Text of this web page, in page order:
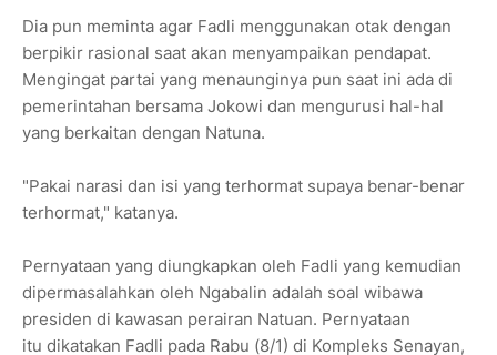
Dia pun meminta agar Fadli menggunakan otak dengan
berpikir rasional saat akan menyampaikan pendapat.
Mengingat partai yang menaunginya pun saat ini ada di
pemerintahan bersama Jokowi dan mengurusi hal-hal
yang berkaitan dengan Natuna.
"Pakai narasi dan isi yang terhormat supaya benar-benar
terhormat," katanya.
Pernyataan yang diungkapkan oleh Fadli yang kemudian
dipermasalahkan oleh Ngabalin adalah soal wibawa
presiden di kawasan perairan Natuan. Pernyataan
itu dikatakan Fadli pada Rabu (8/1) di Kompleks Senayan,